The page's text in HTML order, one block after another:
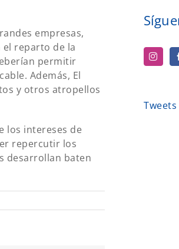
empresas,
reparto de la
permitir
Además, El
y otros atropellos
los intereses de
repercutir los
desarrollan baten